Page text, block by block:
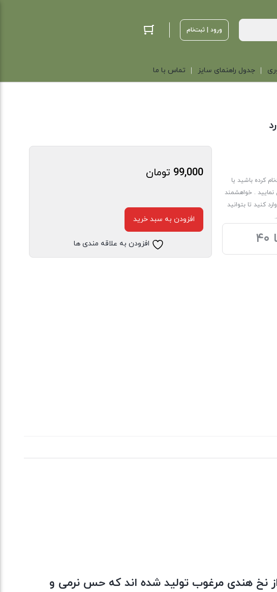
ورود | ثبت‌نام
جدول راهنمای سایز تماس با ما
کرده باشید یا
نمایید . خواهشمند
کنید تا بتوانید
99,000 تومان
افزودن به سبد خرید
افزودن به علاقه مندی ها
نخ هندی مرغوب تولید شده اند که حس نرمی و